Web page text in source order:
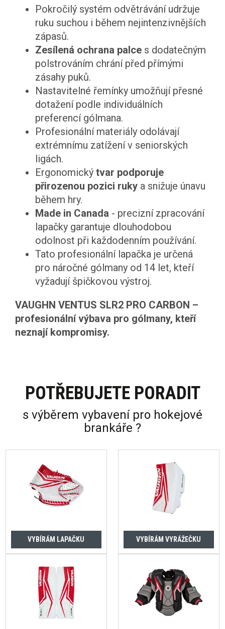
Pokročilý systém odvětrávání udržuje
ruku suchou i během nejintenzivnějších
zápasů.
Zesílená ochrana palce s dodatečným
polstrováním chrání před přímými
zásahy puků.
Nastavitelné řemínky umožňují přesné
dotažení podle individuálních
preferencí gólmana.
Profesionální materiály odolávají
extrémnímu zatížení v seniorských
ligách.
Ergonomický tvar podporuje
přirozenou pozici ruky a snižuje únavu
během hry.
Made in Canada - precizní zpracování
lapačky garantuje dlouhodobou
odolnost při každodenním používání.
Tato profesionální lapačka je určená
pro náročné gólmany od 14 let, kteří
vyžadují špičkovou výstroj.
VAUGHN VENTUS SLR2 PRO CARBON –
profesionální výbava pro gólmany, kteří
neznají kompromisy.
POTŘEBUJETE PORADIT
s výběrem vybavení pro hokejové
brankáře ?
VYBÍRÁM LAPAČKU VYBÍRÁM VYRÁŽEČKU